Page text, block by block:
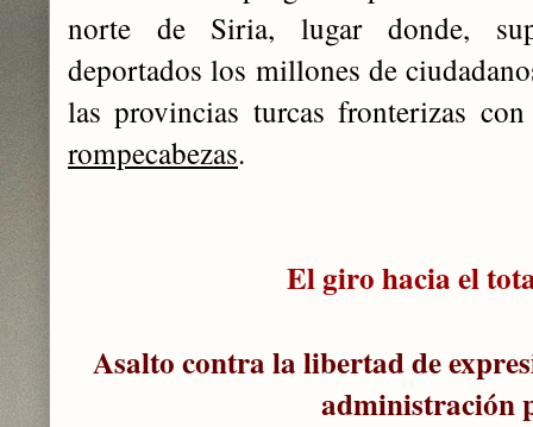
norte de Siria, lugar donde,
deportados los millones de
las provincias turcas fronterizas
rompecabezas.
El giro hacia el
Asalto contra la libertad de
administración